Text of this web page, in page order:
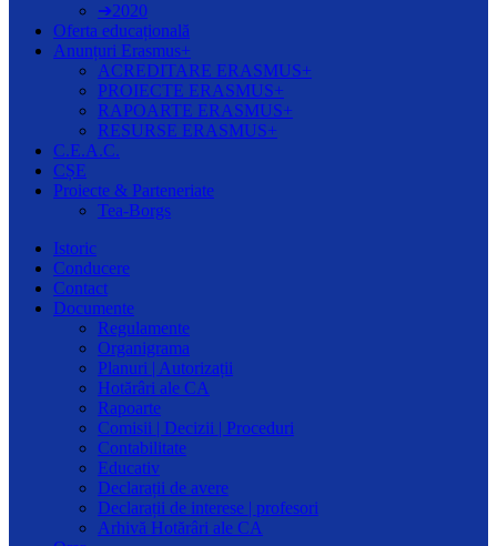
➔2020
Oferta educațională
Anunțuri Erasmus+
ACREDITARE ERASMUS+
PROIECTE ERASMUS+
RAPOARTE ERASMUS+
RESURSE ERASMUS+
C.E.A.C.
CȘE
Proiecte & Parteneriate
Tea-Borgs
Istoric
Conducere
Contact
Documente
Regulamente
Organigrama
Planuri | Autorizații
Hotărâri ale CA
Rapoarte
Comisii | Decizii | Proceduri
Contabilitate
Educativ
Declarații de avere
Declarații de interese | profesori
Arhivă Hotărâri ale CA